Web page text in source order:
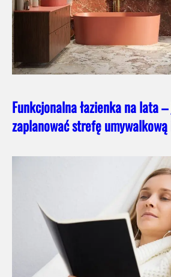
Funkcjonalna łazienka na lata
zaplanować strefę